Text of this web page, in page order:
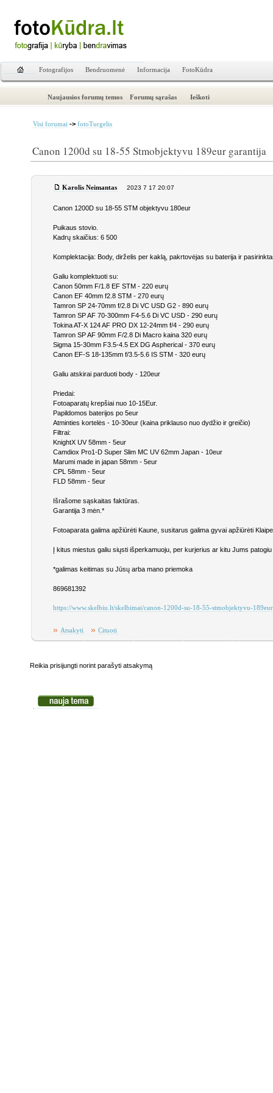
Fotografijos Bendruomenė Informacija FotoKūdra
Naujausios forumų temos Forumų sąrašas Ieškoti
Visi forumai -> fotoTurgelis
Canon 1200d su 18-55 Stmobjektyvu 189eur garantija
Karolis Neimantas 2023 7 17 20:07
Canon 1200D su 18-55 STM objektyvu 180eur
Puikaus stovio.
Kadrų skaičius: 6 500
Komplektacija: Body, dirželis per kaklą, pakrtovėjas su baterija ir
Galiu komplektuoti su:
Canon 50mm F/1.8 EF STM - 220 eurų
Canon EF 40mm f2.8 STM - 270 eurų
Tamron SP 24-70mm f/2.8 Di VC USD G2 - 890 eurų
Tamron SP AF 70-300mm F4-5.6 Di VC USD - 290 eurų
Tokina AT-X 124 AF PRO DX 12-24mm f/4 - 290 eurų
Tamron SP AF 90mm F/2.8 Di Macro kaina 320 eurų
Sigma 15-30mm F3.5-4.5 EX DG Aspherical - 370 eurų
Canon EF-S 18-135mm f/3.5-5.6 IS STM - 320 eurų
Galiu atskirai parduoti body - 120eur
Priedai:
Fotoaparatų krepšiai nuo 10-15Eur.
Papildomos baterijos po 5eur
Atminties kortelės - 10-30eur (kaina priklauso nuo dydžio ir greičio)
Filtrai:
KnightX UV 58mm - 5eur
Camdiox Pro1-D Super Slim MC UV 62mm Japan - 10eur
Marumi made in japan 58mm - 5eur
CPL 58mm - 5eur
FLD 58mm - 5eur
Išrašome sąskaitas faktūras.
Garantija 3 mėn.*
Fotoaparata galima apžiūrėti Kaune, susitarus galima gyvai apžiūrėti
Į kitus miestus galiu siųsti išperkamuoju, per kurjerius ar kitu Jums
*galimas keitimas su Jūsų arba mano priemoka
869681392
https://www.skelbiu.lt/skelbimai/canon-1200d-su-18-55-stmobjektyvu-
» Atsakyti » Cituoti
Reikia prisijungti norint parašyti atsakymą